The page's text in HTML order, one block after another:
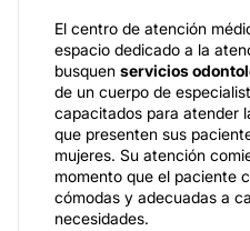
El centro de atención
espacio dedicado a la
busquen servicios
de un cuerpo de
capacitados para atender
que presenten sus
mujeres. Su atención
momento que el paciente
cómodas y adecuadas a
necesidades.